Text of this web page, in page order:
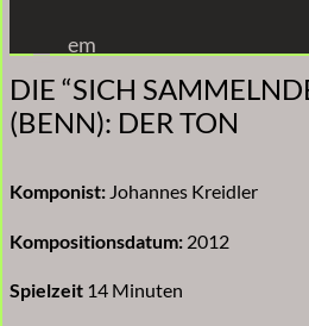
Inhalt
springen
em
DIE “SICH
(BENN): DER TON
Komponist:Johannes Kreidler
Kompositionsdatum: 2012
Spielzeit 14 Minuten